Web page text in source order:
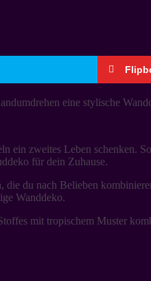
eine stylische
ein zweites Leben schenken.
für dein Zuhause.
du nach Belieben
Wanddeko.
mit tropischem Muster